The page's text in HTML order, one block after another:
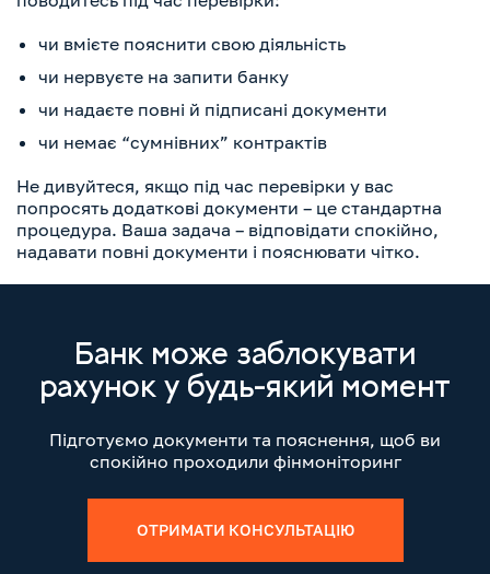
чи вмієте пояснити свою діяльність
чи нервуєте на запити банку
чи надаєте повні й підписані документи
чи немає “сумнівних” контрактів
Не дивуйтеся, якщо під час перевірки у вас
попросять додаткові документи – це стандартна
процедура. Ваша задача – відповідати спокійно,
надавати повні документи і пояснювати чітко.
Банк може заблокувати
рахунок у будь-який момент
Підготуємо документи та пояснення, щоб ви
спокійно проходили фінмоніторинг
ОТРИМАТИ КОНСУЛЬТАЦІЮ